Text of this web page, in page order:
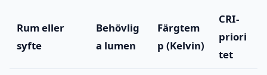
Rum eller
syfte
Behövlig
a lumen
Färgtem
p (Kelvin)
CRI-
priori
tet